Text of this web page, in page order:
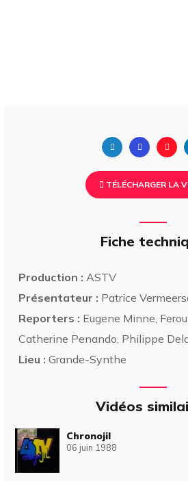
TÉLÉCHARGER LA
Fiche
Production : ASTV
Présentateur : Patrice
Reporters : Eugene Minne,
Catherine Penando, Philippe
Lieu : Grande-Synthe
Vidéos
Chronojil
06 juin 1988